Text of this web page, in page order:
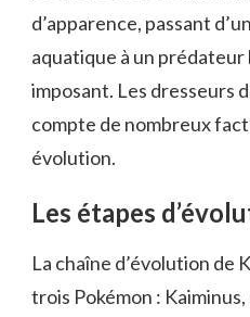
d’apparence, passant
aquatique à un prédateur
imposant. Les dresseurs
compte de nombreux
évolution.
Les étapes
La chaîne d’évolution de
trois Pokémon :